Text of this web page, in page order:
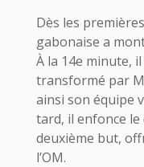
Dès les
gabonaise a
À la 14e minute,
transformé par
ainsi son équipe
tard, il enfonce
deuxième but,
l’OM.